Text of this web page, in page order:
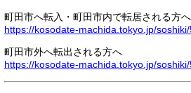
町田市へ転入・町田市内で転居される方へ
https://kosodate-machida.tokyo.jp/
町田市外へ転出される方へ
https://kosodate-machida.tokyo.jp/